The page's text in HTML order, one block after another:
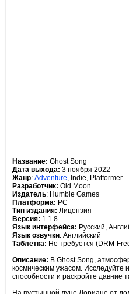
Название: Ghost Song
Дата выхода: 3 ноября 2022
Жанр: Adventure, Indie, Platformer
Разработчик: Old Moon
Издатель: Humble Games
Платформа: PC
Тип издания: Лицензия
Версия: 1.1.8
Язык интерфейса: Русский,
Язык озвучки: Английский
Таблетка: Не требуется (DRM-
Описание: В Ghost Song,
космическим ужасом.
способности и раскройте давние